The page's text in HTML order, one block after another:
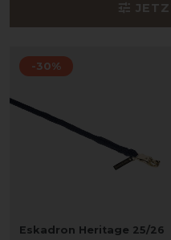
-30%
Eskadron Heritage 25/26